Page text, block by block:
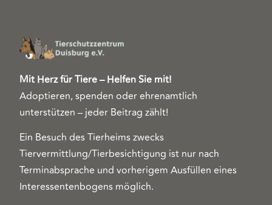
Mit Herz für Tiere – Helfen Sie mit!
Adoptieren, spenden oder ehrenamtlich
unterstützen – jeder Beitrag zählt!
Ein Besuch des Tierheims zwecks
Tiervermittlung/Tierbesichtigung ist nur nach
Terminabsprache und vorherigem Ausfüllen eines
Interessentenbogens möglich.